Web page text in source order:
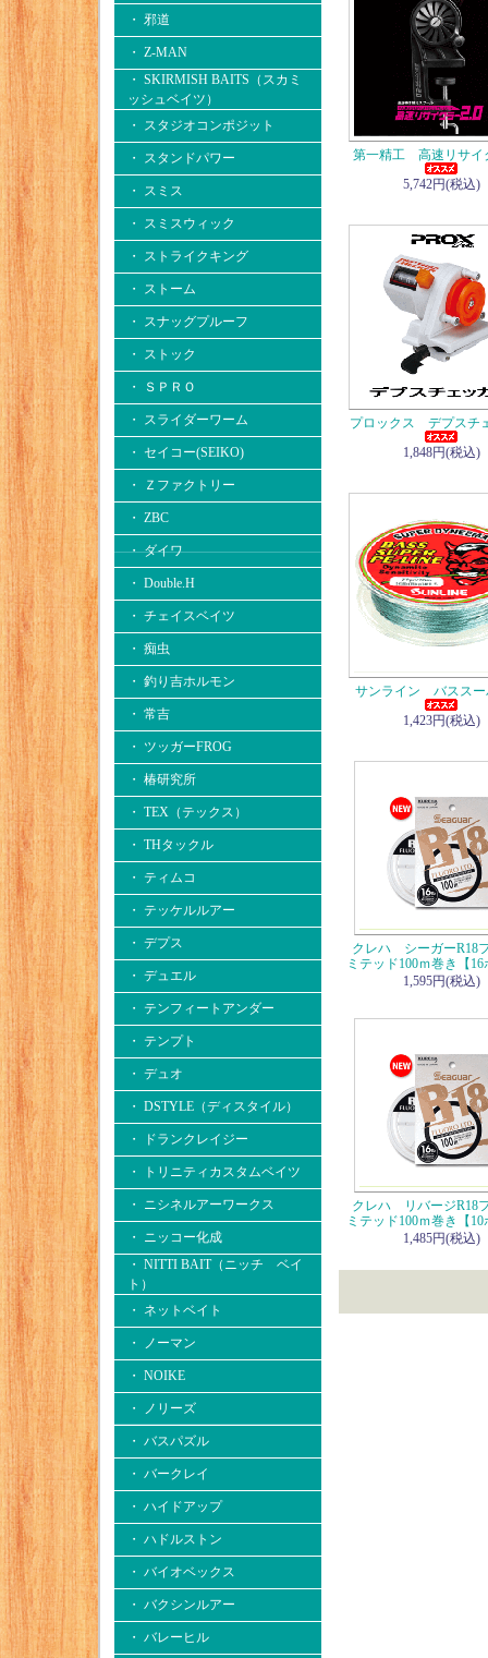
・ 邪道
・ Z-MAN
・ SKIRMISH BAITS（スカミ
ッシュベイツ）
・ スタジオコンポジット
・ スタンドパワー
・ スミス
・ スミスウィック
・ ストライクキング
・ ストーム
・ スナッグプルーフ
・ ストック
・ ＳＰＲＯ
・ スライダーワーム
・ セイコー(SEIKO)
・ Ｚファクトリー
・ ZBC
・ ダイワ
・ Double.H
・ チェイスベイツ
・ 痴虫
・ 釣り吉ホルモン
・ 常吉
・ ツッガーFROG
・ 椿研究所
・ TEX（テックス）
・ THタックル
・ ティムコ
・ テッケルルアー
・ デプス
・ デュエル
・ テンフィートアンダー
・ テンプト
・ デュオ
・ DSTYLE（ディスタイル）
・ ドランクレイジー
・ トリニティカスタムベイツ
・ ニシネルアーワークス
・ ニッコー化成
・ NITTI BAIT（ニッチ ベイ
ト）
・ ネットベイト
・ ノーマン
・ NOIKE
・ ノリーズ
・ バスパズル
・ バークレイ
・ ハイドアップ
・ ハドルストン
・ バイオベックス
・ バクシンルアー
・ バレーヒル
第一精工 高速リサイ
5,742円(税込)
プロックス デプスチ
1,848円(税込)
サンライン バススー
1,423円(税込)
クレハ シーガーR18
ミテッド100ｍ巻き【
1,595円(税込)
クレハ リバージR18
ミテッド100ｍ巻き【
1,485円(税込)